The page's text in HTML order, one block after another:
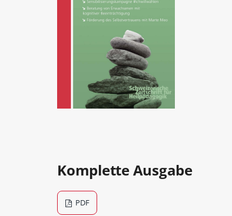
Komplette Ausgabe
PDF